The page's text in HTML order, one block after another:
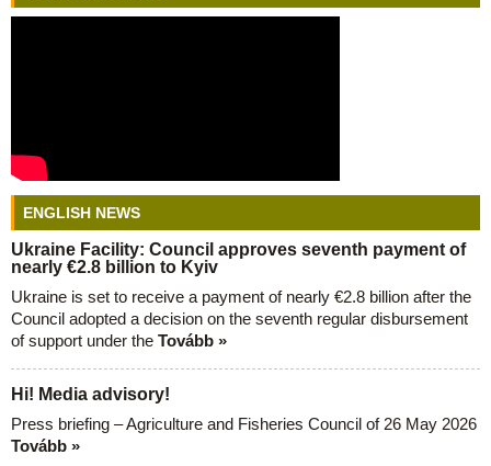
ENGLISH NEWS
Ukraine Facility: Council approves seventh payment of
nearly €2.8 billion to Kyiv
Ukraine is set to receive a payment of nearly €2.8 billion after the
Council adopted a decision on the seventh regular disbursement
of support under the Tovább »
Hi! Media advisory!
Press briefing – Agriculture and Fisheries Council of 26 May 2026
Tovább »